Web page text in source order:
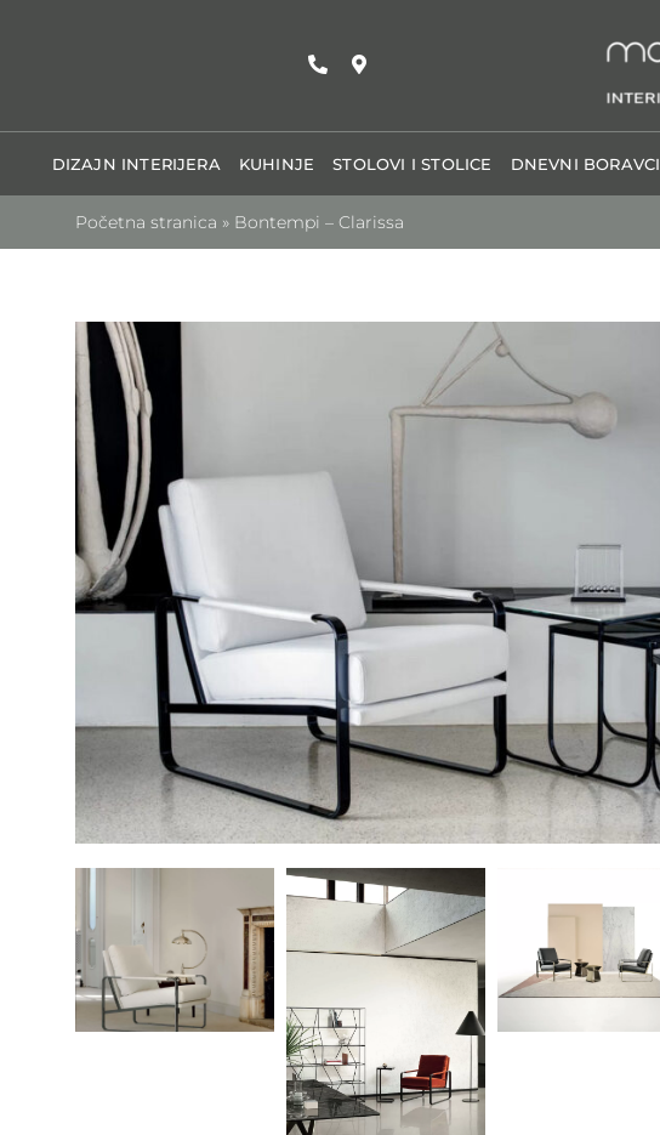
DIZAJN INTERIJERA KUHINJE STOLOVI I STOLICE DNEVNI BORAVCI
Početna stranica » Bontempi – Clarissa